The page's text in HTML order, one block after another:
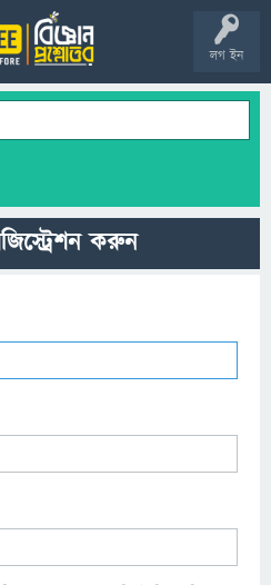
লগ ইন
করুন